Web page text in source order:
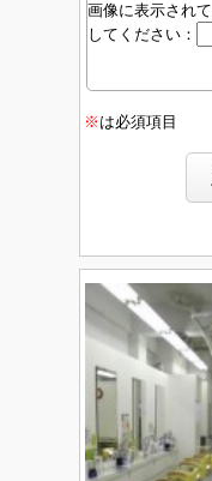
画像に表示され
してください：
※ は必須項目